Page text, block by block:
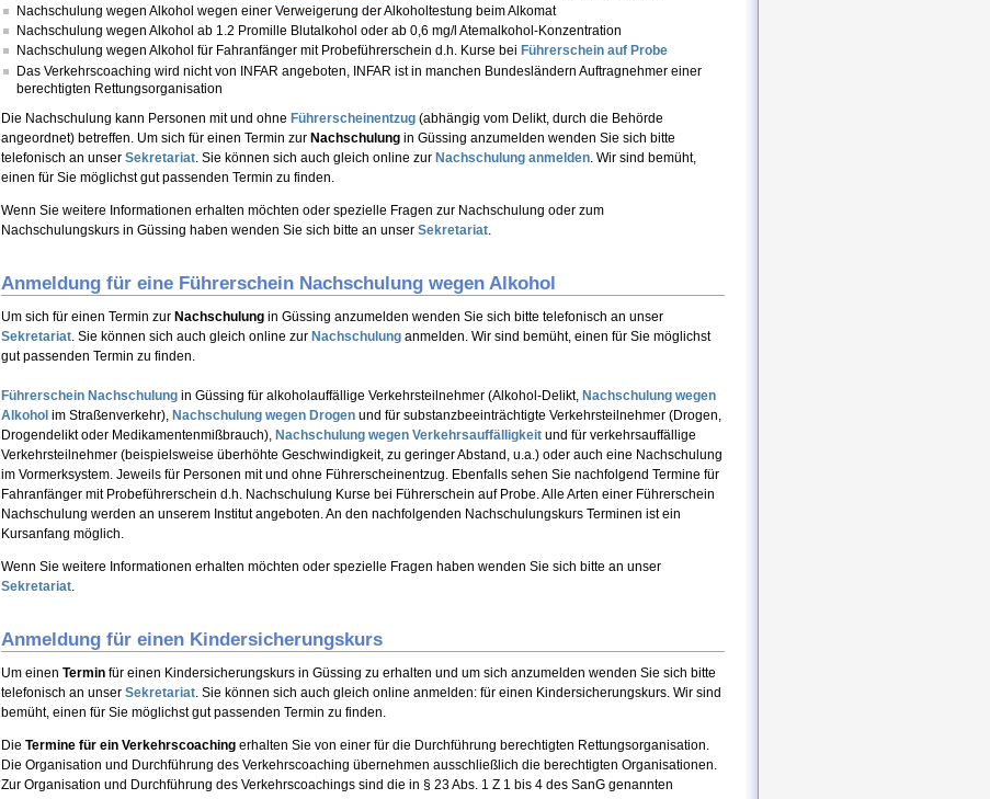
Nachschulung wegen Alkohol wegen einer Verweigerung der Alkoholtestung beim Alkomat
Nachschulung wegen Alkohol ab 1.2 Promille Blutalkohol oder ab 0,6 mg/l Atemalkohol-Konzentration
Nachschulung wegen Alkohol für Fahranfänger mit Probeführerschein d.h. Kurse bei Führerschein auf Probe
Das Verkehrscoaching wird nicht von INFAR angeboten, INFAR ist in manchen Bundesländern Auftragnehmer einer
berechtigten Rettungsorganisation
Die Nachschulung kann Personen mit und ohne Führerscheinentzug (abhängig vom Delikt, durch die Behörde
angeordnet) betreffen. Um sich für einen Termin zur Nachschulung in Güssing anzumelden wenden Sie sich bitte
telefonisch an unser Sekretariat . Sie können sich auch gleich online zur Nachschulung anmelden . Wir sind bemüht,
einen für Sie möglichst gut passenden Termin zu finden.
Wenn Sie weitere Informationen erhalten möchten oder spezielle Fragen zur Nachschulung oder zum
Nachschulungskurs in Güssing haben wenden Sie sich bitte an unser Sekretariat
Anmeldung für eine Führerschein Nachschulung wegen Alkohol
Um sich für einen Termin zur Nachschulung in Güssing anzumelden wenden Sie sich bitte telefonisch an unser
Sekretariat . Sie können sich auch gleich online zur Nachschulung anmelden. Wir sind bemüht, einen für Sie möglichst
gut passenden Termin zu finden.
Führerschein Nachschulung in Güssing für alkoholauffällige Verkehrsteilnehmer (Alkohol-Delikt, Nachschulung wegen
Alkohol im Straßenverkehr), Nachschulung wegen Drogen und für substanzbeeinträchtigte Verkehrsteilnehmer (Drogen,
Drogendelikt oder Medikamentenmißbrauch), Nachschulung wegen Verkehrsauffälligkeit und für verkehrsauffällige
Verkehrsteilnehmer (beispielsweise überhöhte Geschwindigkeit, zu geringer Abstand, u.a.) oder auch eine Nachschulung
im Vormerksystem. Jeweils für Personen mit und ohne Führerscheinentzug. Ebenfalls sehen Sie nachfolgend Termine für
Fahranfänger mit Probeführerschein d.h. Nachschulung Kurse bei Führerschein auf Probe. Alle Arten einer Führerschein
Nachschulung werden an unserem Institut angeboten. An den nachfolgenden Nachschulungskurs Terminen ist ein
Kursanfang möglich.
Wenn Sie weitere Informationen erhalten möchten oder spezielle Fragen haben wenden Sie sich bitte an unser
Sekretariat
Anmeldung für einen Kindersicherungskurs
Um einen Termin für einen Kindersicherungskurs in Güssing zu erhalten und um sich anzumelden wenden Sie sich bitte
telefonisch an unser Sekretariat . Sie können sich auch gleich online anmelden: für einen Kindersicherungskurs. Wir sind
bemüht, einen für Sie möglichst gut passenden Termin zu finden.
Die Termine für ein Verkehrscoaching erhalten Sie von einer für die Durchführung berechtigten Rettungsorganisation.
Die Organisation und Durchführung des Verkehrscoaching übernehmen ausschließlich die berechtigten Organisationen.
Zur Organisation und Durchführung des Verkehrscoachings sind die in § 23 Abs. 1 Z 1 bis 4 des SanG genannten